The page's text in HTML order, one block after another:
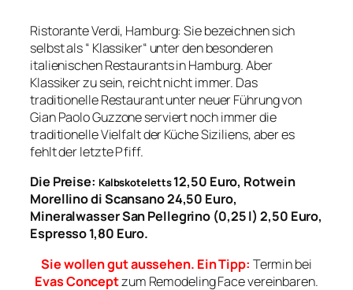
Ristorante Verdi, Hamburg: Sie bezeichnen sich
selbst als “ Klassiker“ unter den besonderen
italienischen Restaurants in Hamburg. Aber
Klassiker zu sein, reicht nicht immer. Das
traditionelle Restaurant unter neuer Führung von
Gian Paolo Guzzone serviert noch immer die
traditionelle Vielfalt der Küche Siziliens, aber es
fehlt der letzte Pfiff.
Die Preise: Kalbskoteletts12,50 Euro, Rotwein
Morellino di Scansano 24,50 Euro,
Mineralwasser San Pellegrino (0,25 l) 2,50 Euro,
Espresso 1,80 Euro.
Sie wollen gut aussehen. Ein Tipp: Termin bei
Evas Conceptzum Remodeling Face vereinbaren.